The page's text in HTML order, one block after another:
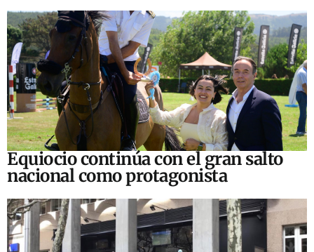
Equiocio continúa con el gran salto
nacional como protagonista